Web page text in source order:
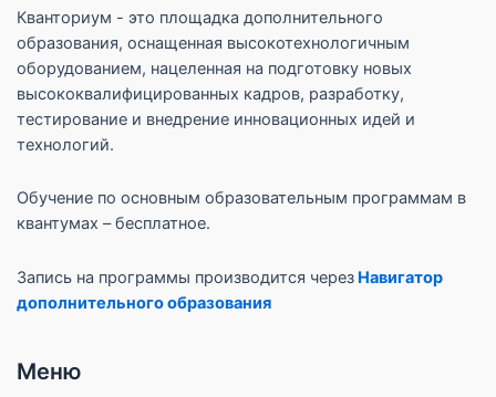
Кванториум - это площадка дополнительного
образования, оснащенная высокотехнологичным
оборудованием, нацеленная на подготовку новых
высококвалифицированных кадров, разработку,
тестирование и внедрение инновационных идей и
технологий.
Обучение по основным образовательным программам в
квантумах – бесплатное.
Запись на программы производится через Навигатор
дополнительного образования
Меню